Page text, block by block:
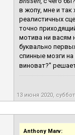
в жопу, мне и
реалистичных
точно
мотива ни васям
буквально
спинные мозги
виноват?"
13 июня 2020,
Anthony Marv: